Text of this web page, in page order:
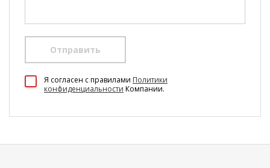
Отправить
Я согласен c правилами Политики
конфиденциальности Компании.